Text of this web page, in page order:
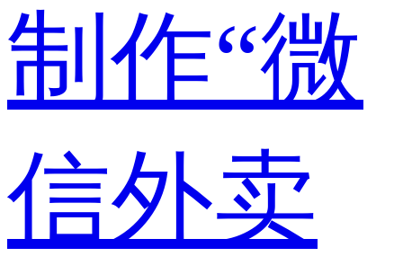
制作“微
信外卖